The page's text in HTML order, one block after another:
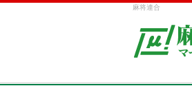
麻将連合